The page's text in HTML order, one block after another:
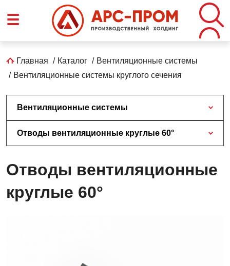
☰
Строка
навигации
Главная Каталог
Вентиляционные системы
Вентиляционные системы круглого сечения
Вентиляционные системы
Отводы вентиляционные круглые 60°
Отводы вентиляционные
круглые 60°